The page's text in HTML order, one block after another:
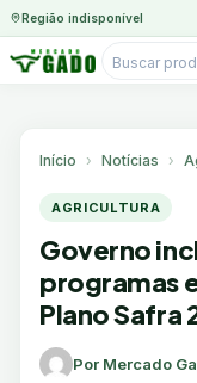
Região indisponível
Início Notícias
AGRICULTURA
Governo
programas
Plano Safra
Por Mercado